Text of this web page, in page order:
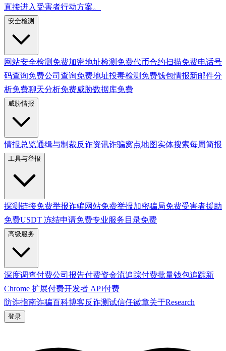
直接进入受害者行动方案。
安全检测
网站安全检测 免费加密地址检测 免费代币合约扫描免费电话号
码查询免费公司查询免费地址投毒检测 免费钱包情报新邮件分
析免费聊天分析免费威胁数据库免费
威胁情报
情报总览通缉与制裁反诈资讯诈骗窝点地图实体搜索每周简报
工具与举报
探测链接免费举报诈骗网站免费举报加密骗局免费受害者援助
免费USDT 冻结申请免费专业服务目录免费
高级服务
深度调查付费公司报告付费资金流追踪付费批量钱包追踪新
Chrome 扩展付费开发者 API付费
防诈指南诈骗百科博客反诈测试信任徽章关于Research
登录